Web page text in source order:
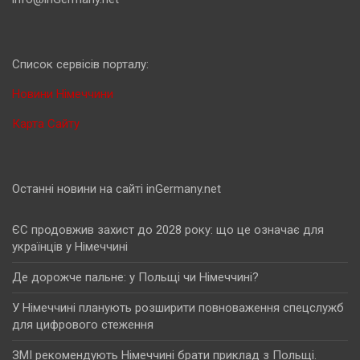
Cписок сервісів порталу:
Новини Німеччини
Карта Сайту
Останні новини на сайті inGermany.net
ЄС продовжив захист до 2028 року: що це означає для
українців у Німеччині
Де дорожче пальне: у Польщі чи Німеччині?
У Німеччині планують розширити повноваження спецслужб
для цифрового стеження
ЗМІ рекомендують Німеччині брати приклад з Польщі.